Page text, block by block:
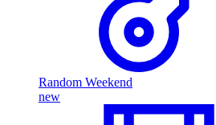
Random Weekend
new